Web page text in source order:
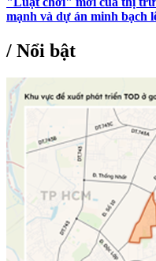
mạnh và dự án minh bạch
/ Nổi bật